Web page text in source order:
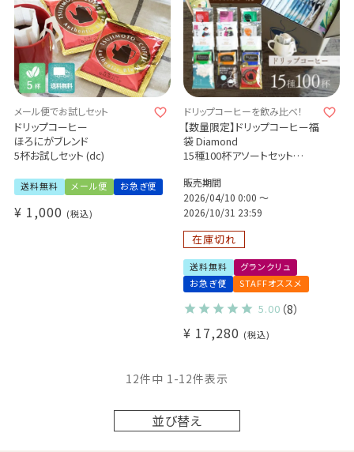
メール便でお試しセット
ドリップコーヒー
ほろにがブレンド
5杯お試しセット (dc)
送料無料 メール便 お急ぎ便
¥ 1,000 税込
ドリップコーヒーを飲み比べ！
【数量限定】ドリップコーヒー福
袋 Diamond
15種100杯アソートセット
袋付き！
販売期間
2026/04/10 0:00〜
2026/10/31 23:59
在庫切れ
送料無料
グランクリュ
お急ぎ便
STAFFオススメ
5.00 （8）
¥ 17,280 税込
並び替え
12件中 1 -12件表示